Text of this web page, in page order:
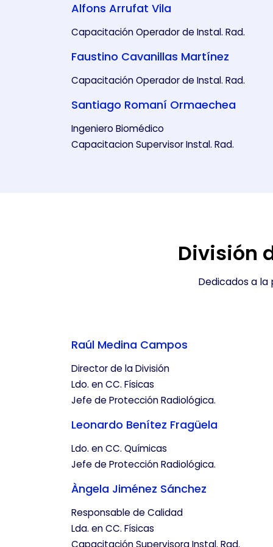
Alfons Arrufat Vila
Capacitación Operador de Instal. Rad.
Faustino Cavanillas Martínez
Capacitación Operador de Instal. Rad.
Santiago Romaní Ormaechea
Ingeniero Biomédico
Capacitacion Supervisor Instal. Rad.
División
Dedicados a
Raúl Medina Campos
Director de la División
Ldo. en CC. Físicas
Jefe de Protección Radiológica.
Leonardo Benítez Fragüela
Ldo. en CC. Químicas
Jefe de Protección Radiológica.
Àngela Jiménez Sánchez
Responsable de Calidad
Lda. en CC. Físicas
Capacitación Supervisora Instal. Rad.
CONFIGURACIÓN DE
Estas cookies nos
mejorarlo. Nos ayudan a
GUARDAR
Puedes volver a configurar tus
nuestra política de cookies